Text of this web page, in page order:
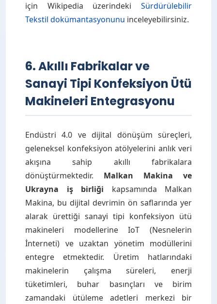
için Wikipedia üzerindeki Sürdürülebilir
Tekstil dokümantasyonunu inceleyebilirsiniz.
6. Akıllı Fabrikalar ve
Sanayi Tipi Konfeksiyon Ütü
Makineleri Entegrasyonu
Endüstri 4.0 ve dijital dönüşüm süreçleri,
geleneksel konfeksiyon atölyelerini anlık veri
akışına sahip akıllı fabrikalara
dönüştürmektedir. Malkan Makina ve
Ukrayna iş birliği kapsamında Malkan
Makina, bu dijital devrimin ön saflarında yer
alarak ürettiği sanayi tipi konfeksiyon ütü
makineleri modellerine IoT (Nesnelerin
İnterneti) ve uzaktan yönetim modüllerini
entegre etmektedir. Üretim hatlarındaki
makinelerin çalışma süreleri, enerji
tüketimleri, buhar basınçları ve birim
zamandaki ütüleme adetleri merkezi bir